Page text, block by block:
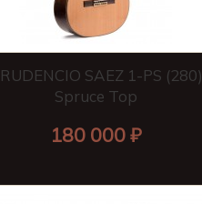
SAEZ 1-PS (280)
Spruce Top
180 000 ₽